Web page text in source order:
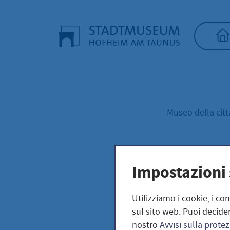
Museo della
Utilizziamo i cookie, i
sul sito web. Puoi
nostro Avvisi sulla